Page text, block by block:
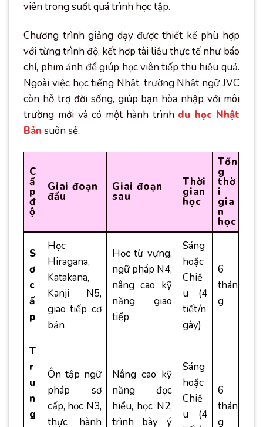
viên trong suốt quá trình học tập.
Chương trình giảng dạy được thiết kế phù hợp
với từng trình độ, kết hợp tài liệu thực tế như báo
chí, phim ảnh để giúp học viên tiếp thu hiệu quả.
Ngoài việc học tiếng Nhật, trường Nhật ngữ JVC
còn hỗ trợ đời sống, giúp bạn hòa nhập với môi
trường mới và có một hành trình du học Nhật
Bản suôn sẻ.
C
ấ
p
đ
ộ
Giai đoạn
đầu
Giai đoạn
sau
Thời
gian
học
Tổn
g
thờ
i
gia
n
học
S
ơ
c
ấ
p
Học
Hiragana,
Katakana,
Kanji N5,
giao tiếp cơ
bản
Học từ vựng,
ngữ pháp N4,
nâng cao kỹ
năng giao
tiếp
Sáng
hoặc
Chiề
u (4
tiết/n
gày)
6
thán
g
T
r
u
n
g
Ôn tập ngữ
pháp sơ
cấp, học N3,
thực hành
Nâng cao kỹ
năng đọc
hiểu, học N2,
trình bày ý
Sáng
hoặc
Chiề
u (4
6
thán
g